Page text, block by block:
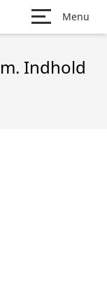
Menu
Indhold